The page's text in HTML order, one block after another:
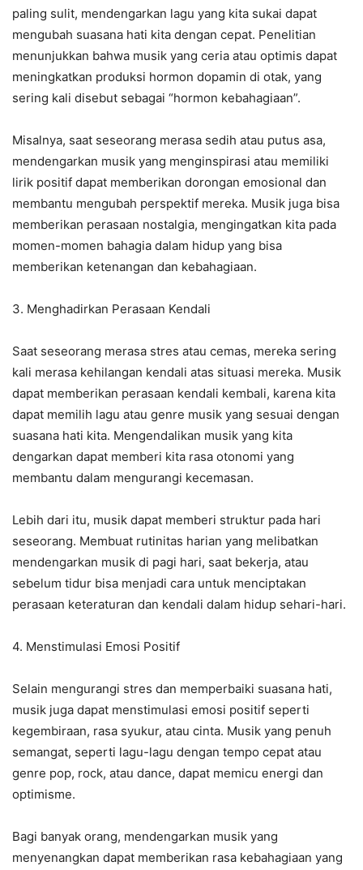
paling sulit, mendengarkan lagu yang kita sukai dapat
mengubah suasana hati kita dengan cepat. Penelitian
menunjukkan bahwa musik yang ceria atau optimis dapat
meningkatkan produksi hormon dopamin di otak, yang
sering kali disebut sebagai “hormon kebahagiaan”.
Misalnya, saat seseorang merasa sedih atau putus asa,
mendengarkan musik yang menginspirasi atau memiliki
lirik positif dapat memberikan dorongan emosional dan
membantu mengubah perspektif mereka. Musik juga bisa
memberikan perasaan nostalgia, mengingatkan kita pada
momen-momen bahagia dalam hidup yang bisa
memberikan ketenangan dan kebahagiaan.
3. Menghadirkan Perasaan Kendali
Saat seseorang merasa stres atau cemas, mereka sering
kali merasa kehilangan kendali atas situasi mereka. Musik
dapat memberikan perasaan kendali kembali, karena kita
dapat memilih lagu atau genre musik yang sesuai dengan
suasana hati kita. Mengendalikan musik yang kita
dengarkan dapat memberi kita rasa otonomi yang
membantu dalam mengurangi kecemasan.
Lebih dari itu, musik dapat memberi struktur pada hari
seseorang. Membuat rutinitas harian yang melibatkan
mendengarkan musik di pagi hari, saat bekerja, atau
sebelum tidur bisa menjadi cara untuk menciptakan
perasaan keteraturan dan kendali dalam hidup sehari-hari.
4. Menstimulasi Emosi Positif
Selain mengurangi stres dan memperbaiki suasana hati,
musik juga dapat menstimulasi emosi positif seperti
kegembiraan, rasa syukur, atau cinta. Musik yang penuh
semangat, seperti lagu-lagu dengan tempo cepat atau
genre pop, rock, atau dance, dapat memicu energi dan
optimisme.
Bagi banyak orang, mendengarkan musik yang
menyenangkan dapat memberikan rasa kebahagiaan yang